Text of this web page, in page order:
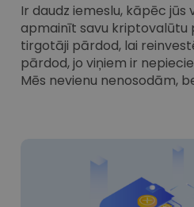
Ir daudz iemeslu, kāpēc jūs
apmainīt savu kriptovalūtu
tirgotāji pārdod, lai
pārdod, jo viņiem ir
Mēs nevienu nenosodām,